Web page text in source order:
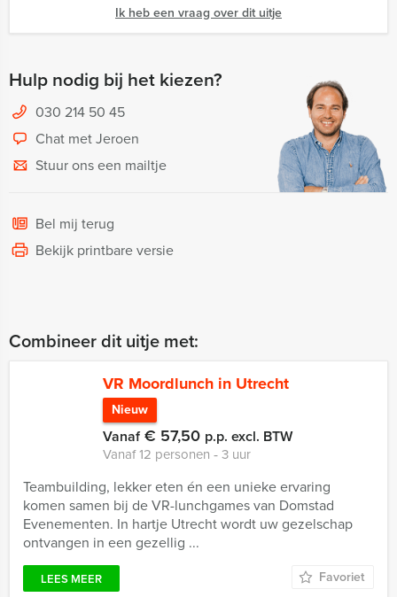
Ik heb een vraag over dit uitje
Hulp nodig bij het kiezen?
030 214 50 45
Chat met Jeroen
Stuur ons een mailtje
Bel mij terug
Bekijk printbare versie
Combineer dit uitje met:
VR Moordlunch in Utrecht
Nieuw
Vanaf€ 57,50 p.p. excl. BTW
Vanaf 12 personen ‐ 3 uur
Teambuilding, lekker eten én een unieke ervaring
komen samen bij de VR-lunchgames van Domstad
Evenementen. In hartje Utrecht wordt uw gezelschap
ontvangen in een gezellig ...
LEES MEER Favoriet